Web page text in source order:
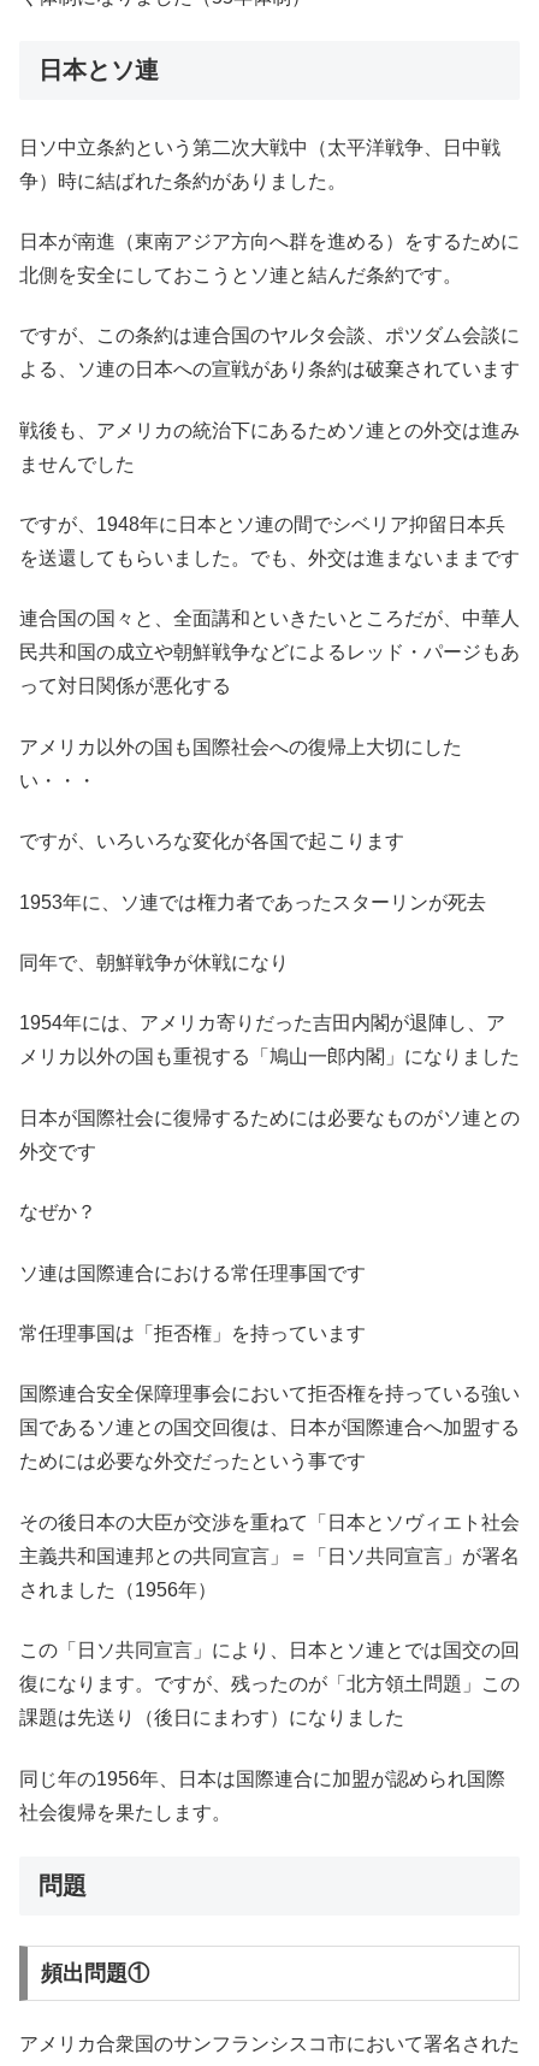
日本とソ連
日ソ中立条約という第二次大戦中（太平洋戦争、日中戦
争）時に結ばれた条約がありました。
日本が南進（東南アジア方向へ群を進める）をするために
北側を安全にしておこうとソ連と結んだ条約です。
ですが、この条約は連合国のヤルタ会談、ポツダム会談に
よる、ソ連の日本への宣戦があり条約は破棄されています
戦後も、アメリカの統治下にあるためソ連との外交は進み
ませんでした
ですが、1948年に日本とソ連の間でシベリア抑留日本兵
を送還してもらいました。でも、外交は進まないままです
連合国の国々と、全面講和といきたいところだが、中華人
民共和国の成立や朝鮮戦争などによるレッド・パージもあ
って対日関係が悪化する
アメリカ以外の国も国際社会への復帰上大切にした
い・・・
ですが、いろいろな変化が各国で起こります
1953年に、ソ連では権力者であったスターリンが死去
同年で、朝鮮戦争が休戦になり
1954年には、アメリカ寄りだった吉田内閣が退陣し、ア
メリカ以外の国も重視する「鳩山一郎内閣」になりました
日本が国際社会に復帰するためには必要なものがソ連との
外交です
なぜか？
ソ連は国際連合における常任理事国です
常任理事国は「拒否権」を持っています
国際連合安全保障理事会において拒否権を持っている強い
国であるソ連との国交回復は、日本が国際連合へ加盟する
ためには必要な外交だったという事です
その後日本の大臣が交渉を重ねて「日本とソヴィエト社会
主義共和国連邦との共同宣言」＝「日ソ共同宣言」が署名
されました（1956年）
この「日ソ共同宣言」により、日本とソ連とでは国交の回
復になります。ですが、残ったのが「北方領土問題」この
課題は先送り（後日にまわす）になりました
同じ年の1956年、日本は国際連合に加盟が認められ国際
社会復帰を果たします。
問題
頻出問題①
アメリカ合衆国のサンフランシスコ市において署名された